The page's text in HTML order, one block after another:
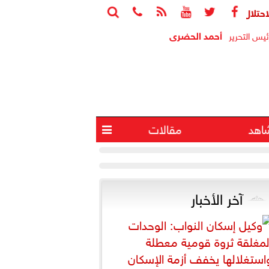





 4 آخرين في انفجار جنوب لبنان
التحرير أحمد الحضرى
مقالات 
آخر الأخبار